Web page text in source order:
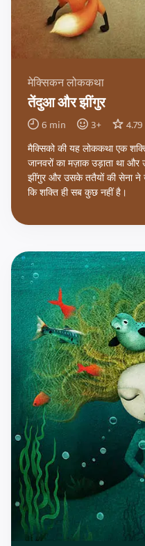
मेक्सिकन लोककथा
तेंदुआ और झींगुर
6 min 3+ 4.79
मैक्सिको की यह लोककथा एक
जानवरों का मज़ाक उड़ाता था और
झींगुर और उसके ततैयों की सेना ने
कि शक्ति ही सब कुछ नहीं है।